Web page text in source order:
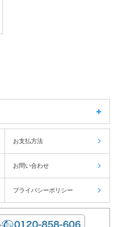
お支払方法
お問い合わせ
プライバシーポリシー